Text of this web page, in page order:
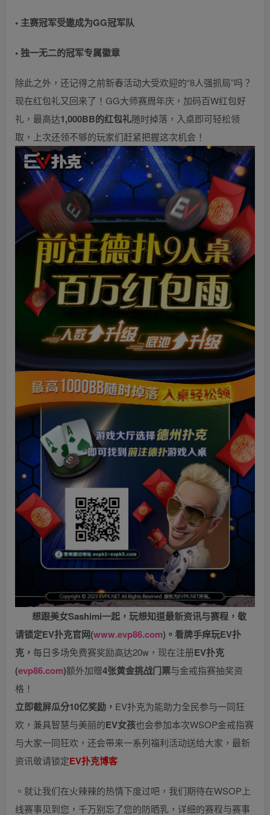
• 主赛冠军受邀成为GG冠军队
• 独一无二的冠军专属徽章
除此之外，还记得之前新春活动大受欢迎的“8人强抓局”吗？
现在红包礼又回来了！GG大师赛周年庆，加码百W红包好
礼，最高达1,000BB的红包礼随时掉落，入桌即可轻松领
取，上次还领不够的玩家们赶紧把握这次机会！
想跟美女Sashimi一起，玩想知道最新资讯与赛程， 敬
请锁定EV扑克官网(www.evp86.com)。看牌手痒玩EV扑
克， 每日多场免费赛奖励高达20w，现在注册EV扑克
(evp86.com)额外加赠4张黄金挑战门票与金戒指赛抽奖资
格！
立即截屏瓜分10亿奖励， EV扑克为能助力全民参与一同狂
欢，兼具智慧与美丽的EV女孩也会参加本次WSOP金戒指赛
与大家一同狂欢，还会带来一系列福利活动送给大家，最新
资讯敬请锁定EV扑克博客
。就让我们在火辣辣的热情下度过吧，我们期待在WSOP上
线赛事见到您，千万别忘了您的防晒乳，详细的赛程与赛事